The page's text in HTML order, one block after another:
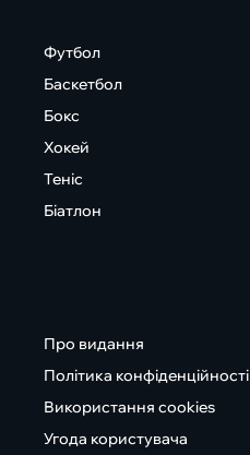
Футбол
Баскетбол
Бокс
Хокей
Теніс
Біатлон
Про видання
Політика конфіденційності
Використання cookies
Угода користувача